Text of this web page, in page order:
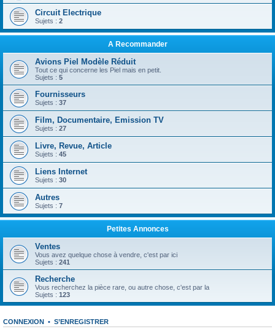
Circuit Electrique
Sujets : 2
A Recommander
Avions Piel Modèle Réduit
Tout ce qui concerne les Piel mais en petit.
Sujets : 5
Fournisseurs
Sujets : 37
Film, Documentaire, Emission TV
Sujets : 27
Livre, Revue, Article
Sujets : 45
Liens Internet
Sujets : 30
Autres
Sujets : 7
Petites Annonces
Ventes
Vous avez quelque chose à vendre, c'est par ici
Sujets : 241
Recherche
Vous recherchez la pièce rare, ou autre chose, c'est par la
Sujets : 123
CONNEXION • S’ENREGISTRER